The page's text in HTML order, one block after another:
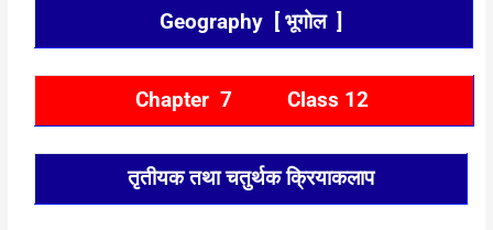
Geography [ भूगोल ]
Chapter 7 Class 12
तृतीयक तथा चतुर्थक क्रियाकलाप